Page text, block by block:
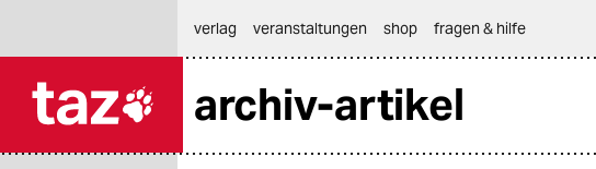
verlag
veranstaltungen shop fragen & hilfe
archiv-artikel